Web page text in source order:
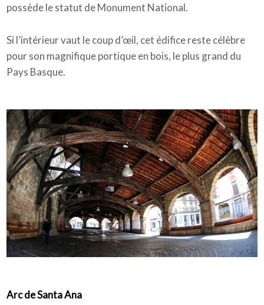
possède le statut de Monument National.
Si l’intérieur vaut le coup d’œil, cet édifice reste célèbre
pour son magnifique portique en bois, le plus grand du
Pays Basque.
Arc de Santa Ana